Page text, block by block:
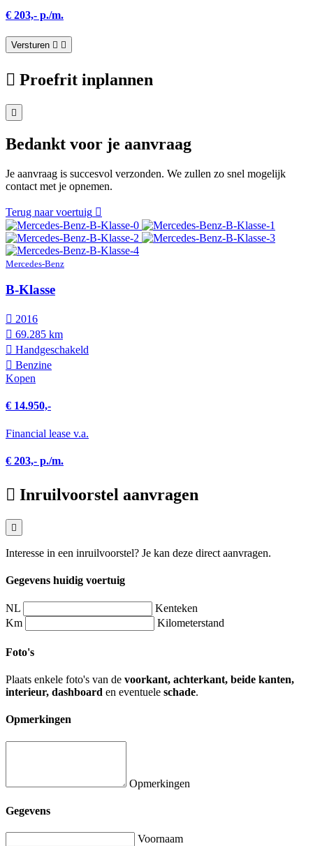
€ 203,- p./m.
Versturen
Proefrit inplannen
Bedankt voor je aanvraag
Je aanvraag is succesvol verzonden. We zullen zo snel mogelijk
contact met je opnemen.
Terug naar voertuig
Mercedes-Benz
B-Klasse
2016
69.285 km
Hand­geschakeld
Benzine
Kopen
€ 14.950,-
Financial lease v.a.
€ 203,- p./m.
Inruilvoorstel aanvragen
Interesse in een inruilvoorstel? Je kan deze direct aanvragen.
Gegevens huidig voertuig
NL
Kenteken
Km
Kilometerstand
Foto's
Plaats enkele foto's van de voorkant, achterkant, beide kanten,
interieur, dashboard en eventuele schade.
Opmerkingen
Opmerkingen
Gegevens
Voornaam